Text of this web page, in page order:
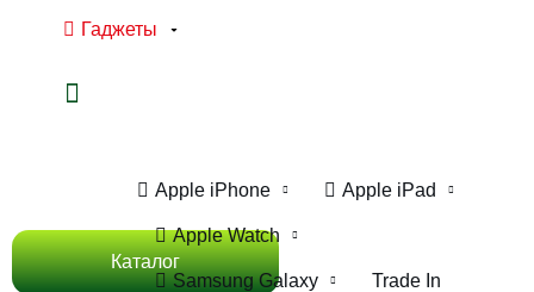
Гаджеты
Каталог
Apple iPhone Apple iPad
Apple Watch
Samsung Galaxy Trade In